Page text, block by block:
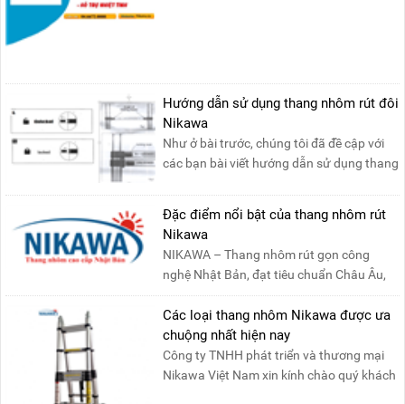
Hướng dẫn sử dụng thang nhôm rút đôi
Nikawa
Như ở bài trước, chúng tôi đã đề cập với
các bạn bài viết hướng dẫn sử dụng thang
Đặc điểm nổi bật của thang nhôm rút
Nikawa
NIKAWA – Thang nhôm rút gọn công
nghệ Nhật Bản, đạt tiêu chuẩn Châu Âu,
đảm bảo sự an toàn tuy....
Các loại thang nhôm Nikawa được ưa
chuộng nhất hiện nay
Công ty TNHH phát triển và thương mại
Nikawa Việt Nam xin kính chào quý khách